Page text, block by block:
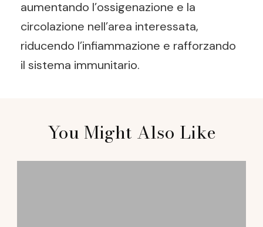
aumentando l’ossigenazione e la
circolazione nell’area interessata,
riducendo l’infiammazione e rafforzando
il sistema immunitario.
Navigation
You Might Also Like